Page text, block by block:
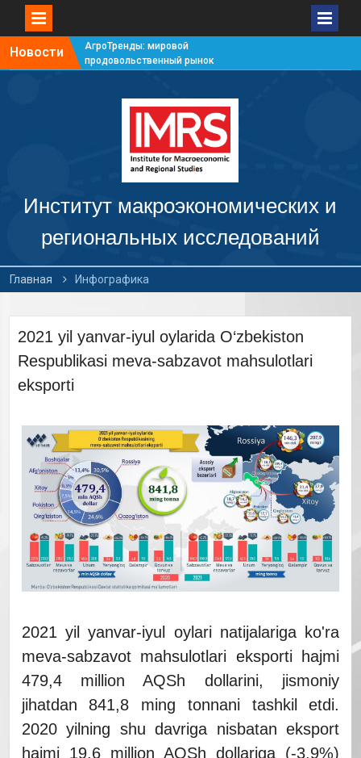
Новости
АгроТренды: мировой
продовольственный рынок
продовольственный рынок
АгроТренды: мировой
продовольственный рынок
АгроТренды: мировой
#4
Институт макроэкономических и
региональных исследований
Главная Инфографика
2021 yil yanvar-iyul oylarida O‘zbekiston
Respublikasi meva-sabzavot mahsulotlari
eksporti
2021 yil yanvar-iyul oylari natijalariga ko'ra
meva-sabzavot mahsulotlari eksporti hajmi
479,4 million AQSh dollarini, jismoniy
jihatdan 841,8 ming tonnani tashkil etdi.
2020 yilning shu davriga nisbatan eksport
hajmi 19,6 million AQSh dollariga (-3,9%)